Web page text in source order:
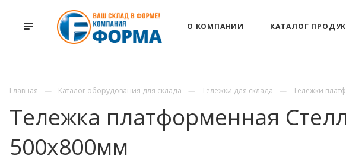
О КОМПАНИИ КАТАЛОГ
Главная Каталог оборудования для склада Тележки для склада Тележки
Тележка платформенная
500х800мм